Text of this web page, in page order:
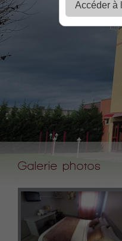
Galerie photos
Accéder à